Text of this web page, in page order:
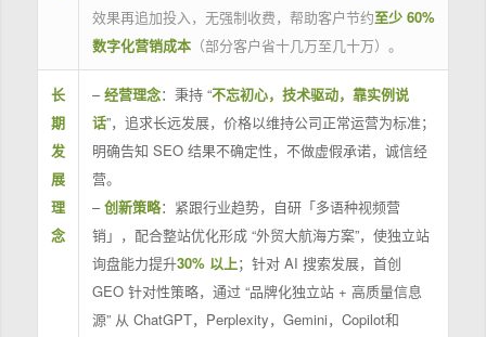
效果再追加投入，无强制收费，帮助客户节约至少 60%
数字化营销成本（部分客户省十几万至几十万）。
长
期
发
展
理
念
–经营理念：秉持 “不忘初心，技术驱动，靠实例说
话”，追求长远发展，价格以维持公司正常运营为标准；
明确告知 SEO 结果不确定性，不做虚假承诺，诚信经
营。
–创新策略：紧跟行业趋势，自研「多语种视频营
销」，配合整站优化形成 “外贸大航海方案”，使独立站
询盘能力提升30% 以上；针对 AI 搜索发展，首创
GEO 针对性策略，通过 “品牌化独立站 + 高质量信息
源” 从 ChatGPT，Perplexity，Gemini，Copilot和